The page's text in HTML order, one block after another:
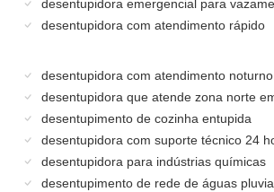
desentupidora emergencial para
desentupidora com atendimento rápido
desentupidora com atendimento
desentupidora que atende zona norte
desentupimento de cozinha entupida
desentupidora com suporte técnico 24
desentupidora para indústrias químicas
desentupimento de rede de águas